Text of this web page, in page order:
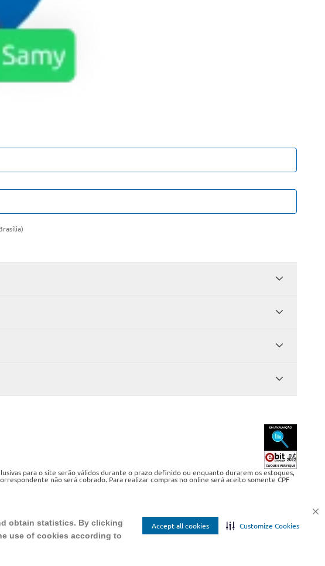
obtain statistics. By clicking
use of cookies according to
Accept all cookies Customize Cookies
para o site serão válidos durante o prazo definido ou enquanto durarem os estoques,
não será cobrado. Para realizar compras no online será aceito somente CPF